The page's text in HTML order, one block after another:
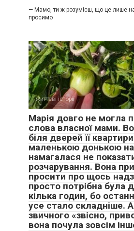
— Мамо, ти ж розумієш, що це лише на
просимо
життєві історії
Марія довго не могла
слова власної мами.
біля дверей її
маленькою донькою на
намагалася не
розчарування. Вона
просити про щось
просто потрібна була
кілька годин, бо
усе стало складніше.
звичного «звісно,
вона почула зовсім